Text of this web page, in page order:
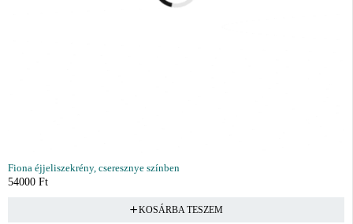
Fiona éjjeliszekrény, cseresznye színben
54000 Ft
KOSÁRBA TESZEM